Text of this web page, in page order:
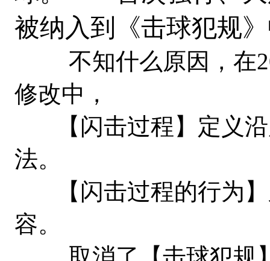
被纳入到《击球犯规
不知什么原因，在
修改中，
【闪击过程】定义沿
法。
【闪击过程的行为】
容。